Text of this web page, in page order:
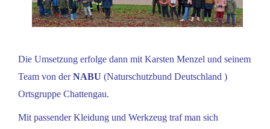
Die Umsetzung erfolge dann mit Karsten Menzel und seinem
Team von derNABU (Naturschutzbund Deutschland )
Ortsgruppe Chattengau.
Mit passender Kleidung und Werkzeug traf man sich